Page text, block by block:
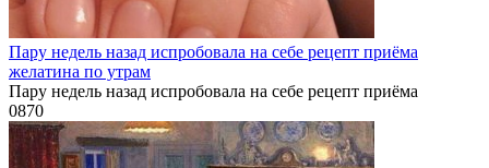
Пару недель назад испробовала на себе рецепт приёма
желатина по утрам
Пару недель назад испробовала на себе рецепт приёма
0870